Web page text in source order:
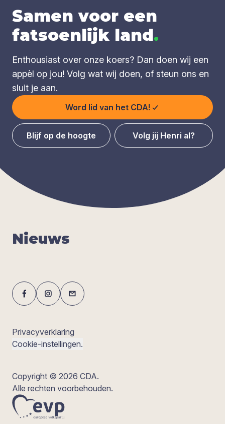
Samen voor een
fatsoenlijk land.
Enthousiast over onze koers? Dan doen wij een
appèl op jou! Volg wat wij doen, of steun ons en
sluit je aan.
Word lid van het CDA!
Blijf op de hoogte Volg jij Henri al?
Nieuws
Privacyverklaring
Cookie-instellingen.
Copyright © 2026 CDA.
Alle rechten voorbehouden.